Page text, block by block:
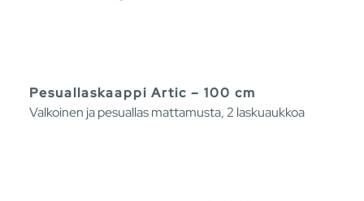
Pesuallaskaappi Artic – 100 cm
Valkoinen ja pesuallas mattamusta, 2 laskuaukkoa